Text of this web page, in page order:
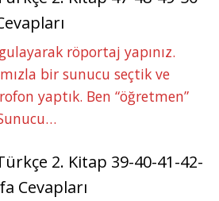
röportaj yapınız.
bir sunucu seçtik ve
yaptık. Ben “öğretmen”
2. Kitap 39-40-41-42-
Cevapları